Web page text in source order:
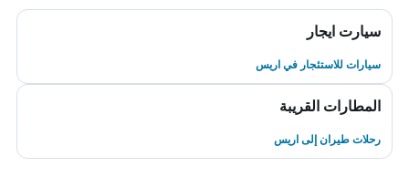
سيارت ايجار
سيارات للاستئجار في اريس
المطارات القريبة
رحلات طيران إلى اريس